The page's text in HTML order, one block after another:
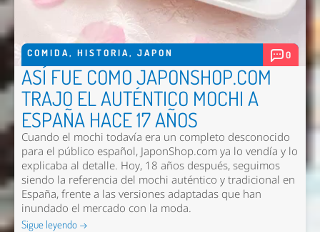
COMIDA, HISTORIA, JAPON 0
ASÍ FUE COMO JAPONSHOP.COM
TRAJO EL AUTÉNTICO MOCHI A
ESPAÑA HACE 17 AÑOS
Cuando el mochi todavía era un completo desconocido
para el público español, JaponShop.com ya lo vendía y lo
explicaba al detalle. Hoy, 18 años después, seguimos
siendo la referencia del mochi auténtico y tradicional en
España, frente a las versiones adaptadas que han
inundado el mercado con la moda.
Sigue leyendo →